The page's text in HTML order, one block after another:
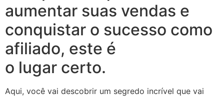
aumentar suas vendas e
conquistar o sucesso como
afiliado, este é
o lugar certo.
Aqui, você vai descobrir um segredo incrível que vai